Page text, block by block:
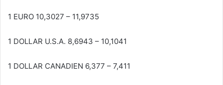
1 EURO 10,3027 – 11,9735
1 DOLLAR U.S.A. 8,6943 – 10,1041
1 DOLLAR CANADIEN 6,377 – 7,411